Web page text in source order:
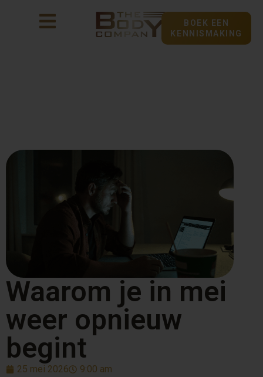
BOEK EEN
KENNISMAKING
Waarom je in mei
weer opnieuw
begint
25 mei 2026 9:00 am